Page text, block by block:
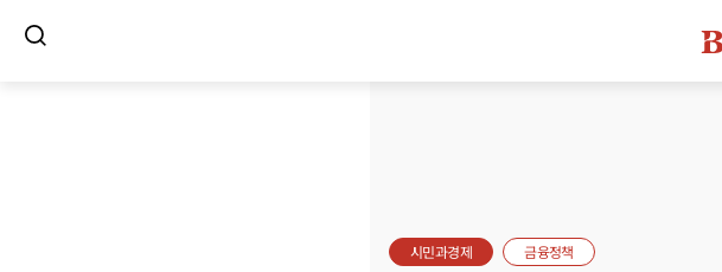
시민과경제 금융정책